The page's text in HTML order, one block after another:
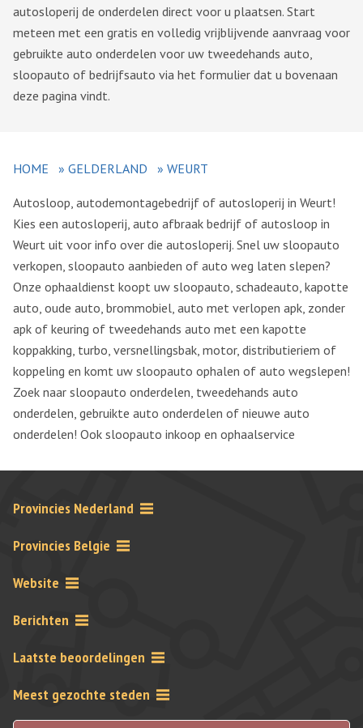
autosloperij de onderdelen direct voor u plaatsen. Start
meteen met een gratis en volledig vrijblijvende aanvraag voor
gebruikte auto onderdelen voor uw tweedehands auto,
sloopauto of bedrijfsauto via het formulier dat u bovenaan
deze pagina vindt.
HOME » GELDERLAND » WEURT
Autosloop, autodemontagebedrijf of autosloperij in Weurt!
Kies een autosloperij, auto afbraak bedrijf of autosloop in
Weurt uit voor info over die autosloperij. Snel uw sloopauto
verkopen, sloopauto aanbieden of auto weg laten slepen?
Onze ophaaldienst koopt uw sloopauto, schadeauto, kapotte
auto, oude auto, brommobiel, auto met verlopen apk, zonder
apk of keuring of tweedehands auto met een kapotte
koppakking, turbo, versnellingsbak, motor, distributieriem of
koppeling en komt uw sloopauto ophalen of auto wegslepen!
Zoek naar sloopauto onderdelen, tweedehands auto
onderdelen, gebruikte auto onderdelen of nieuwe auto
onderdelen! Ook sloopauto inkoop en ophaalservice
Provincies Nederland
Provincies Belgie
Website
Berichten
Laatste beoordelingen
Meest gezochte steden